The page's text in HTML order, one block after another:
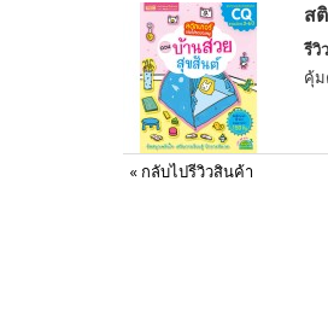
ส
รีวิ
คุ้ม
« กลับไปรีวิวสินค้า